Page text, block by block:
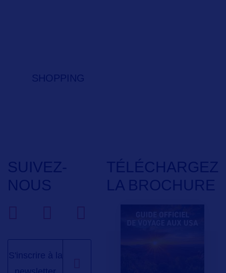
SHOPPING
SUIVEZ-
NOUS
S'inscrire à la
TÉLÉCHARGEZ
LA BROCHURE